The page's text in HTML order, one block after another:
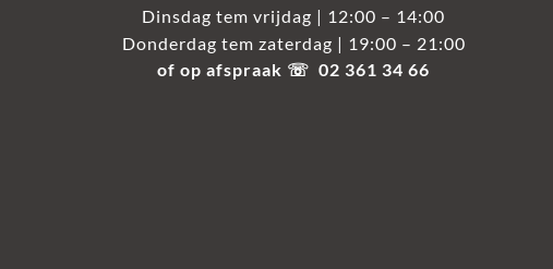
Dinsdag tem vrijdag | 12:00 – 14:00
Donderdag tem zaterdag | 19:00 – 21:00
of op afspraak ☏ 02 361 34 66